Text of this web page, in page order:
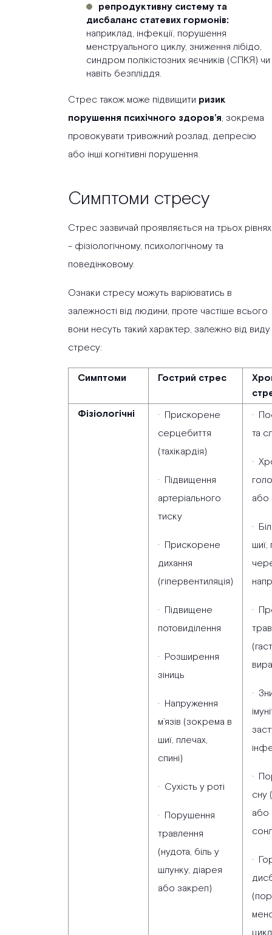
репродуктивну систему та
дисбаланс статевих гормонів:
наприклад, інфекції, порушення
менструального циклу, зниження лібідо,
синдром полікістозних яєчників (СПКЯ) чи
навіть безпліддя.
Стрес також може підвищити ризик
порушення психічного здоров’я, зокрема
провокувати тривожний розлад, депресію
або інші когнітивні порушення.
Симптоми стресу
Стрес зазвичай проявляється на трьох рівнях
- фізіологічному, психологічному та
поведінковому.
Ознаки стресу можуть варіюватись в
залежності від людини, проте частіше всього
вони несуть такий характер, залежно від виду
стресу:
Симптоми Гострий стрес
Фізіологічні
· Прискорене
серцебиття
(тахікардія)
· Підвищення
артеріального
тиску
· Прискорене
дихання
(гіпервентиляція)
· Підвищене
потовиділення
· Розширення
зіниць
· Напруження
м’язів (зокрема в
шиї, плечах,
спині)
· Сухість у роті
· Порушення
травлення
(нудота, біль у
шлунку, діарея
або закреп)
·
та
·
або
·
шиї,
·
·
·
сну
або
·